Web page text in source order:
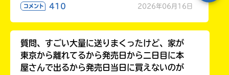
コメント 410 2026年06月16日
質問、すごい大量に送りまくったけど、家が
東京から離れてるから発売日から二日目に本
屋さんで出るから発売日当日に買えないのが